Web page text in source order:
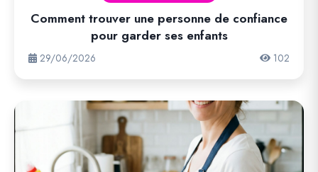
Comment trouver une personne de confiance
pour garder ses enfants
29/06/2026 102